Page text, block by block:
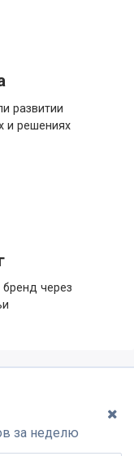
развитии
и решениях
бренд через
за неделю